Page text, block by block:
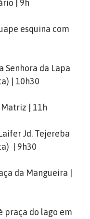
| 9h
esquina com
Senhora da Lapa
| 10h30
Matriz | 11h
Jd. Tejereba
| 9h30
da Mangueira |
praça do lago em